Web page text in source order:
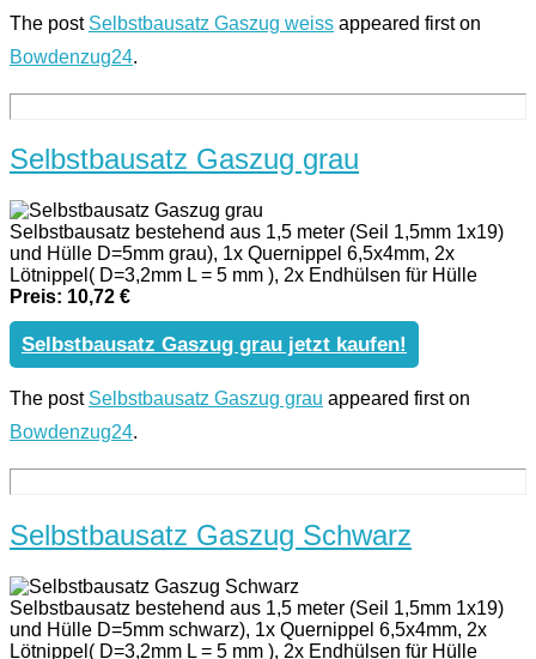
The post Selbstbausatz Gaszug weiss appeared first on
Bowdenzug24.
Selbstbausatz Gaszug grau
Selbstbausatz bestehend aus 1,5 meter (Seil 1,5mm 1x19)
und Hülle D=5mm grau), 1x Quernippel 6,5x4mm, 2x
Lötnippel( D=3,2mm L = 5 mm ), 2x Endhülsen für Hülle
Preis: 10,72 €
Selbstbausatz Gaszug grau jetzt kaufen!
The post Selbstbausatz Gaszug grau appeared first on
Bowdenzug24.
Selbstbausatz Gaszug Schwarz
Selbstbausatz bestehend aus 1,5 meter (Seil 1,5mm 1x19)
und Hülle D=5mm schwarz), 1x Quernippel 6,5x4mm, 2x
Lötnippel( D=3,2mm L = 5 mm ), 2x Endhülsen für Hülle